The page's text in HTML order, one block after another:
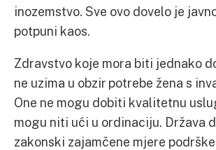
inozemstvo. Sve ovo dovelo je
potpuni kaos.
Zdravstvo koje mora biti jednako
ne uzima u obzir potrebe žena s
One ne mogu dobiti kvalitetnu
mogu niti ući u ordinaciju. Država
zakonski zajamčene mjere